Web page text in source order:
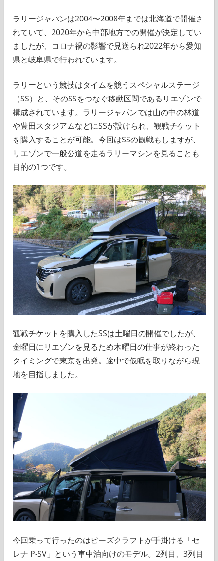
ラリージャパンは2004〜2008年までは北海道で開催さ
れていて、2020年から中部地方での開催が決定してい
ましたが、コロナ禍の影響で見送られ2022年から愛知
県と岐阜県で行われています。
ラリーという競技はタイムを競うスペシャルステージ
（SS）と、そのSSをつなぐ移動区間であるリエゾンで
構成されています。ラリージャパンでは山の中の林道
や豊田スタジアムなどにSSが設けられ、観戦チケット
を購入することが可能。今回はSSの観戦もしますが、
リエゾンで一般公道を走るラリーマシンを見ることも
目的の1つです。
観戦チケットを購入したSSは土曜日の開催でしたが、
金曜日にリエゾンを見るため木曜日の仕事が終わった
タイミングで東京を出発。途中で仮眠を取りながら現
地を目指しました。
今回乗って行ったのはピーズクラフトが手掛ける「セ
レナ P-SV」という車中泊向けのモデル。2列目、3列目